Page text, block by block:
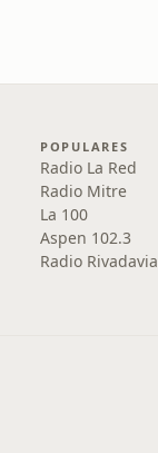
POPULARES
Radio La Red
Radio Mitre
La 100
Aspen 102.3
Radio Rivadavia